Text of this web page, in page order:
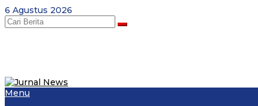
Skip
to
content
6 Agustus 2026
Menu